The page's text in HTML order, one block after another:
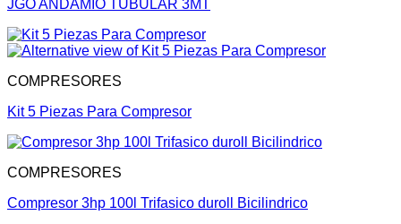
JGO ANDAMIO TUBULAR 3MT
COMPRESORES
Kit 5 Piezas Para Compresor
COMPRESORES
Compresor 3hp 100l Trifasico duroll Bicilindrico